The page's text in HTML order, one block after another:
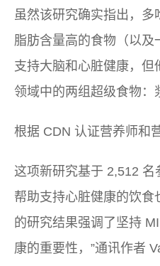
虽然该研究确实指出，多
脂肪含量高的食物（以及
支持大脑和心脏健康，但
领域中的两组超级食物：
根据 CDN 认证营养师和
这项新研究基于 2,512
帮助支持心脏健康的饮食
的研究结果强调了坚持
康的重要性，”通讯作者